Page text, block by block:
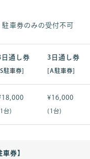
車券のみの受付不可
日通し券
駐車券]
3日通し券
[A駐車券]
台)
¥16,000
(1台)
券】